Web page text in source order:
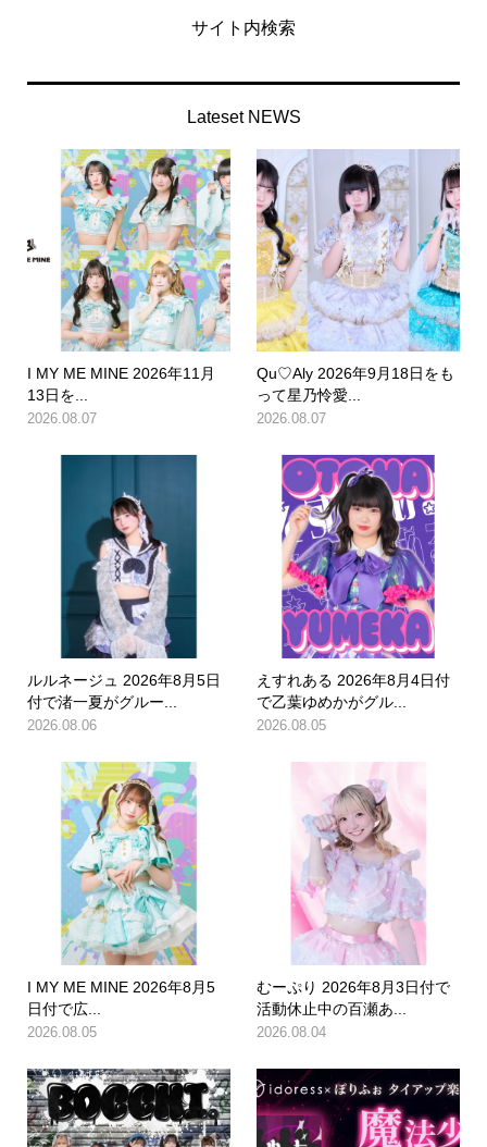
サイト内検索
Lateset NEWS
I MY ME MINE 2026年11月
13日を...
2026.08.07
Qu♡Aly 2026年9月18日をも
って星乃怜愛...
2026.08.07
ルルネージュ 2026年8月5日
付で渚一夏がグルー...
2026.08.06
えすれある 2026年8月4日付
で乙葉ゆめかがグル...
2026.08.05
I MY ME MINE 2026年8月5
日付で広...
2026.08.05
むーぷり 2026年8月3日付で
活動休止中の百瀬あ...
2026.08.04